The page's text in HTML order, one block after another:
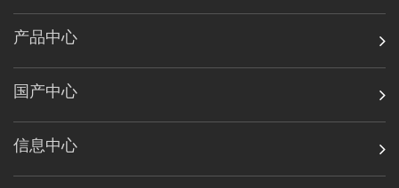
产品中心
国产中心
信息中心